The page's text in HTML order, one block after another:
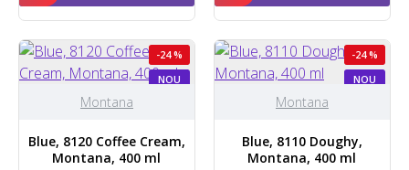
NOU
-24 %
Montana
Blue, 8120 Coffee Cream,
Montana, 400 ml
NOU
-24 %
Montana
Blue, 8110 Doughy,
Montana, 400 ml